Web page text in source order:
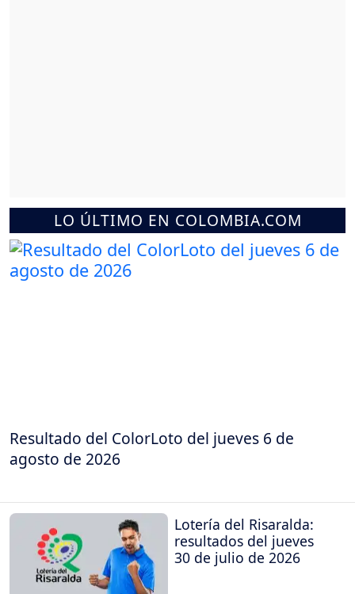
LO ÚLTIMO EN COLOMBIA.COM
Resultado del ColorLoto del jueves 6 de
agosto de 2026
Lotería del Risaralda:
resultados del jueves
30 de julio de 2026